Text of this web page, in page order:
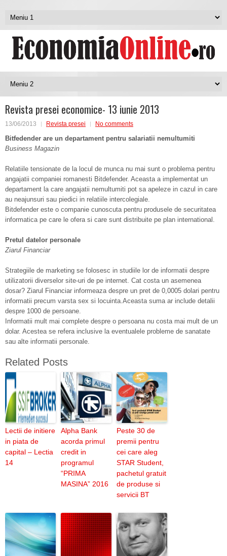
Revista presei economice- 13 iunie 2013
13/06/2013 Revista presei No comments
Bitfedender are un departament pentru salariatii nemultumiti
Business Magazin
Relatiile tensionate de la locul de munca nu mai sunt o problema pentru
angajatii companiei romanesti Bitdefender. Aceasta a implementat un
departament la care angajatii nemultumiti pot sa apeleze in cazul in care
au neajunsuri sau piedici in relatiile intercolegiale.
Bitdefender este o companie cunoscuta pentru produsele de securitatea
informatica pe care le ofera si care sunt distribuite pe plan international.
Pretul datelor personale
Ziarul Financiar
Strategiile de marketing se folosesc in studiile lor de informatii despre
utilizatorii diverselor site-uri de pe internet. Cat costa un asemenea
dosar? Ziarul Financiar informeaza despre un pret de 0,0005 dolari pentru
informatii precum varsta sex si locuinta.Aceasta suma ar include detalii
despre 1000 de persoane.
Informatii mult mai complete despre o persoana nu costa mai mult de un
dolar. Acestea se refera inclusive la eventualele probleme de sanatate
sau alte informatii personale.
Related Posts
Lectii de initiere
in piata de
capital – Lectia
14
Alpha Bank
acorda primul
credit in
programul
“PRIMA
MASINA” 2016
Peste 30 de
premii pentru
cei care aleg
STAR Student,
pachetul gratuit
de produse si
servicii BT